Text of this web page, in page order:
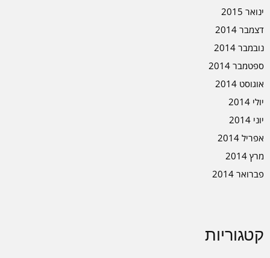
ינואר 2015
דצמבר 2014
נובמבר 2014
ספטמבר 2014
אוגוסט 2014
יולי 2014
יוני 2014
אפריל 2014
מרץ 2014
פברואר 2014
קטגוריות